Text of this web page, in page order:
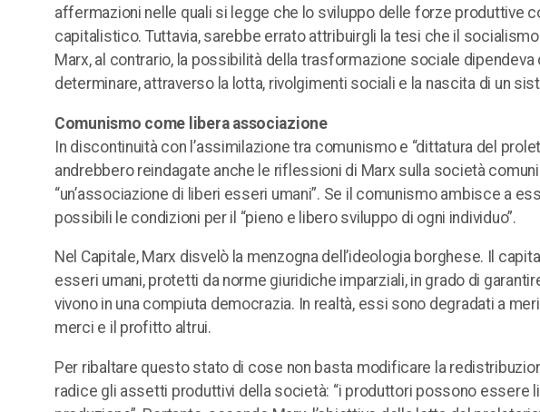
affermazioni nelle quali si legge che lo sviluppo delle forze produttive
capitalistico. Tuttavia, sarebbe errato attribuirgli la tesi che il
Marx, al contrario, la possibilità della trasformazione sociale
determinare, attraverso la lotta, rivolgimenti sociali e la nascita di un
Comunismo come libera associazione
In discontinuità con l’assimilazione tra comunismo e “dittatura del
andrebbero reindagate anche le riflessioni di Marx sulla società
“un’associazione di liberi esseri umani”. Se il comunismo ambisce a
possibili le condizioni per il “pieno e libero sviluppo di ogni individuo”.
Nel Capitale, Marx disvelò la menzogna dell’ideologia borghese. Il
esseri umani, protetti da norme giuridiche imparziali, in grado di
vivono in una compiuta democrazia. In realtà, essi sono degradati a
merci e il profitto altrui.
Per ribaltare questo stato di cose non basta modificare la
radice gli assetti produttivi della società: “i produttori possono essere